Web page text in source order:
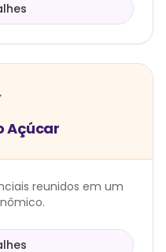
Açúcar
reunidos em um